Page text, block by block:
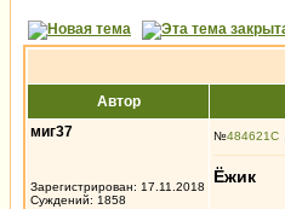
Автор
миг37
Зарегистрирован: 17.11.2018
Суждений: 1858
№484621
Ёжик